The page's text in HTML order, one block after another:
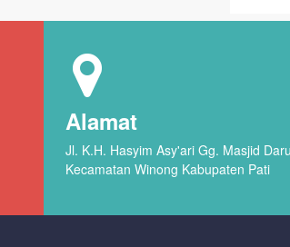
Alamat
Jl. K.H. Hasyim Asy'ari Gg. Masjid
Kecamatan Winong Kabupaten Pati